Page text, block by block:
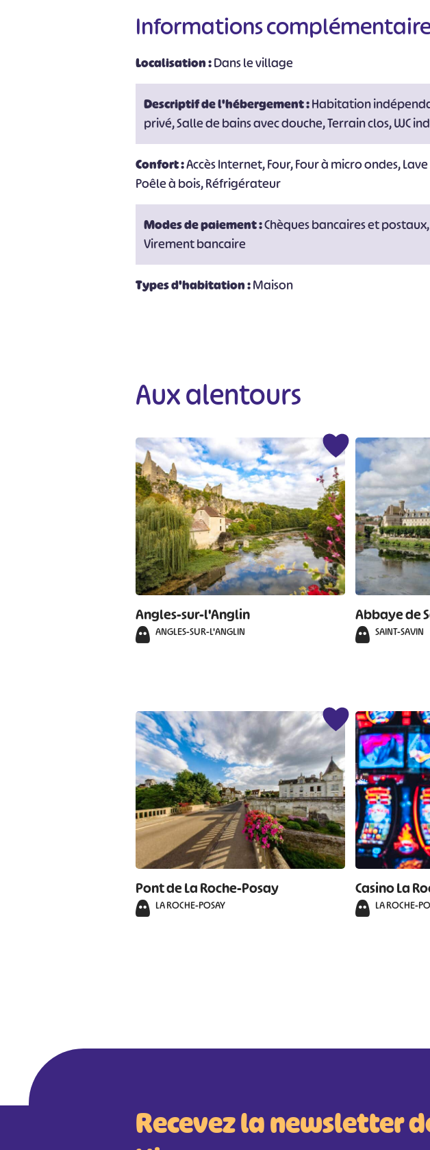
Informations
Localisation :Dans le village
Descriptif de l'hébergement :Habitation
privé, Salle de bains avec douche, Terrain clos, WC
Confort :Accès Internet, Four, Four à micro ondes,
Poêle à bois, Réfrigérateur
Modes de paiement :Chèques bancaires et postaux,
Virement bancaire
Types d'habitation :Maison
Aux alentours
Angles-sur-l'Anglin
ANGLES-SUR-L'ANGLIN
Abbaye de
SAINT-SAVIN
Pont de La Roche-Posay
LA ROCHE-POSAY
Casino La
LA ROCHE-
Recevez la newsletter